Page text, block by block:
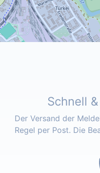
Schnell
Der Versand der
Regel per Post. Die